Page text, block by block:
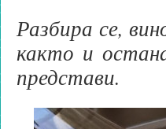
Разбира се,
както и
представи.